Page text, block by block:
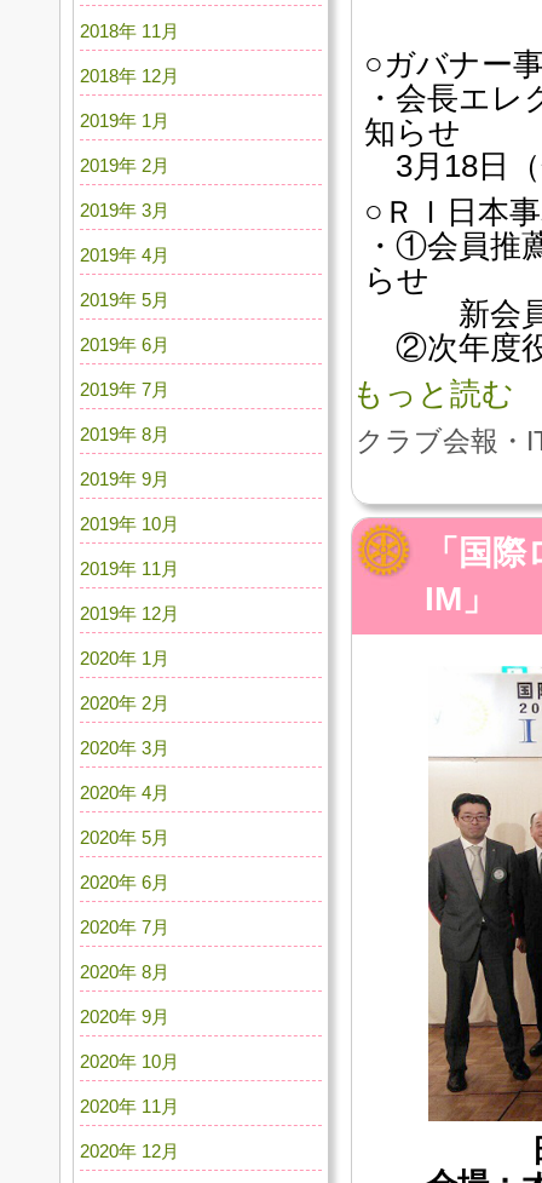
○ガバナー
・会長エ
知らせ
3月18日
○ＲＩ日本
・①会員推
らせ
新会員
②次年度
もっと読む
クラブ会報・
「国
IM」
2018年 11月
2018年 12月
2019年 1月
2019年 2月
2019年 3月
2019年 4月
2019年 5月
2019年 6月
2019年 7月
2019年 8月
2019年 9月
2019年 10月
2019年 11月
2019年 12月
2020年 1月
2020年 2月
2020年 3月
2020年 4月
2020年 5月
2020年 6月
2020年 7月
2020年 8月
2020年 9月
2020年 10月
2020年 11月
2020年 12月